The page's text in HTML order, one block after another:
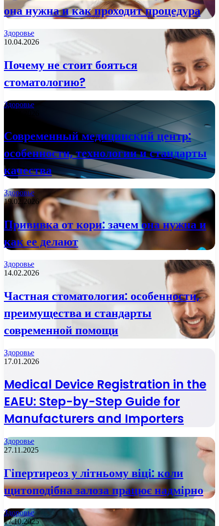
она нужна и как проходит процедура
Здоровье
10.04.2026
Почему не стоит бояться
стоматологию?
Здоровье
Современный медицинский центр:
особенности, технологии и стандарты
качества
Здоровье
19.02.2026
Прививка от кори: зачем она нужна и
как ее делают
Здоровье
14.02.2026
Частная стоматология: особенности,
преимущества и стандарты
современной помощи
Здоровье
17.01.2026
Medical Device Registration in the
EAEU: Step-by-Step Guide for
Manufacturers and Importers
Здоровье
27.11.2025
Гіпертиреоз у літньому віці: коли
щитоподібна залоза працює надмірно
Здоровье
17.10.2025